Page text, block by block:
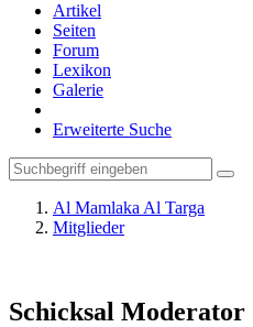
Artikel
Seiten
Forum
Lexikon
Galerie
Erweiterte Suche
Al Mamlaka Al Targa
Mitglieder
Schicksal Moderator